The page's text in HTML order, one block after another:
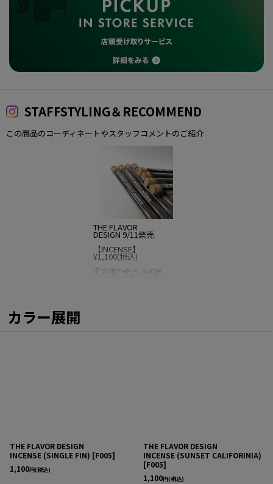
STAFFSTYLING＆RECOMMEND
この商品のコーディネートやスタッフコメントのご紹介
THE FLAVOR
DESIGN 9/11発売
【INCENSE】
¥1,100(税込)
その他THE FLAVOR
@room_clothing_n
agoya
#theflavordesign
カラー展開
THE FLAVOR DESIGN
INCENSE (SINGLE FIN) [F005]
1,100円(税込)
THE FLAVOR DESIGN
INCENSE (SUNSET CALIFORINIA)
[F005]
1,100円(税込)